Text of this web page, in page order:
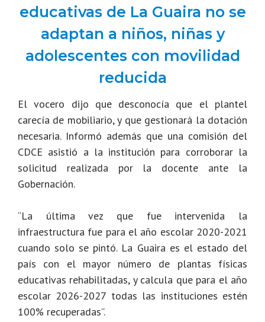
educativas de La Guaira no se
adaptan a niños, niñas y
adolescentes con movilidad
reducida
El vocero dijo que desconocía que el plantel
carecía de mobiliario, y que gestionará la dotación
necesaria. Informó además que una comisión del
CDCE asistió a la institución para corroborar la
solicitud realizada por la docente ante la
Gobernación.
“La última vez que fue intervenida la
infraestructura fue para el año escolar 2020-2021
cuando solo se pintó. La Guaira es el estado del
país con el mayor número de plantas físicas
educativas rehabilitadas, y calcula que para el año
escolar 2026-2027 todas las instituciones estén
100% recuperadas”.